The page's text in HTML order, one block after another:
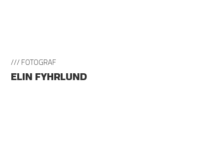
/// FOTOGRAF
ELIN FYHRLUND